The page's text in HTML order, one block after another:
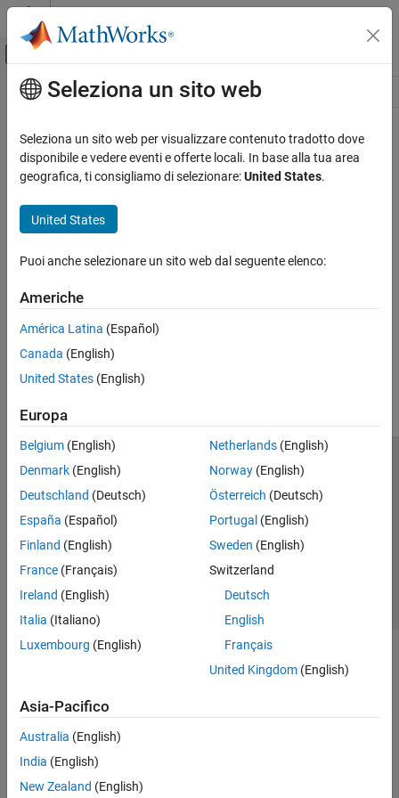
Vai al contenuto
Attiva/disattiva menu di navigazione
Risorsa
Stato
Contenuto principale
Seleziona un sito web
Seleziona un sito web per visualizzare contenuto tradotto dove
disponibile e vedere eventi e offerte locali. In base alla tua area
geografica, ti consigliamo di selezionare:United States.
United States
Puoi anche selezionare un sito web dal seguente elenco:
Americhe
América Latina (Español)
Canada (English)
United States (English)
Europa
Belgium (English)
Denmark (English)
Deutschland (Deutsch)
España (Español)
Finland (English)
France (Français)
Ireland (English)
Italia (Italiano)
Luxembourg (English)
Netherlands(English)
Norway(English)
Österreich (Deutsch)
Portugal (English)
Sweden (English)
Switzerland
Deutsch
English
Français
United Kingdom(English)
Asia-Pacifico
Australia (English)
India (English)
New Zealand (English)
Centro di fiducia
Informativa sulla privacy
Antipirateria
Stato dell'applicazione
Contatti
© 1994-2026 The MathWorks, Inc.